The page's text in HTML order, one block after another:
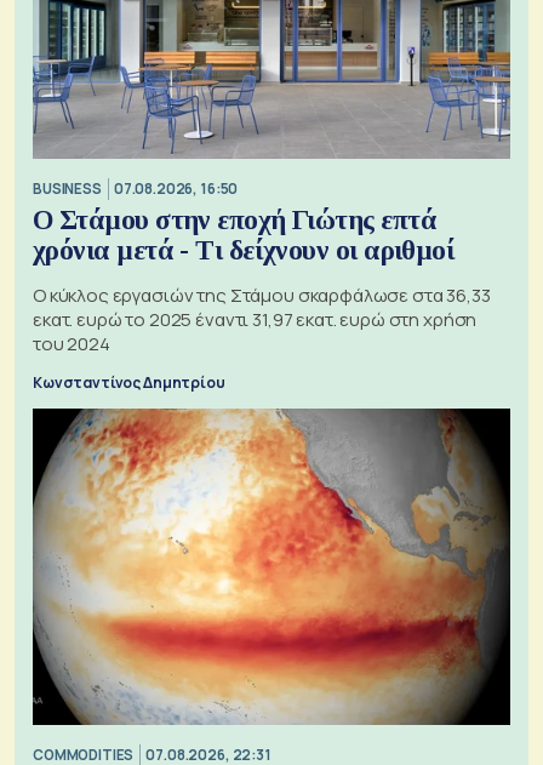
BUSINESS 07.08.2026, 16:50
Ο Στάμου στην εποχή Γιώτης επτά
χρόνια μετά - Τι δείχνουν οι αριθμοί
Ο κύκλος εργασιών της Στάμου σκαρφάλωσε στα 36,33
εκατ. ευρώ το 2025 έναντι 31,97 εκατ. ευρώ στη χρήση
του 2024
Κωνσταντίνος Δημητρίου
COMMODITIES 07.08.2026, 22:31